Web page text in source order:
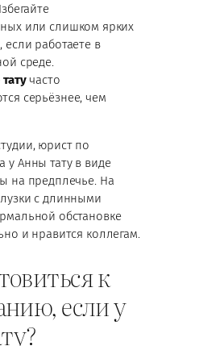
или слишком ярких
работаете в
среде.
часто
серьёзнее, чем
юрист по
у Анны тату в виде
на предплечье. На
с длинными
обстановке
и нравится коллегам.
к
если у